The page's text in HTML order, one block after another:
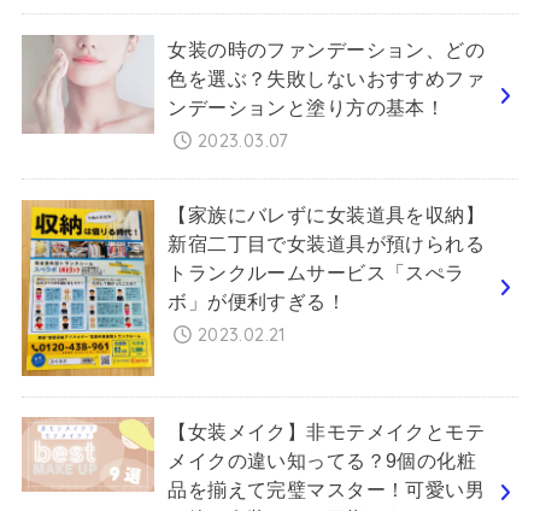
女装の時のファンデーション、どの
色を選ぶ？失敗しないおすすめファ
ンデーションと塗り方の基本！
2023.03.07
【家族にバレずに女装道具を収納】
新宿二丁目で女装道具が預けられる
トランクルームサービス「スぺラ
ボ」が便利すぎる！
2023.02.21
【女装メイク】非モテメイクとモテ
メイクの違い知ってる？9個の化粧
品を揃えて完璧マスター！可愛い男